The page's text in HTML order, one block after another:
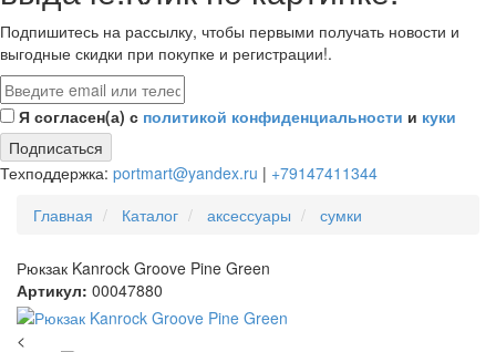
Подпишитесь на рассылку, чтобы первыми получать новости и
выгодные скидки при покупке и регистрации!.
Я согласен(а) с политикой конфиденциальности и куки
Подписаться
Техподдержка: portmart@yandex.ru | +79147411344
Главная
Каталог аксессуары сумки
Рюкзак Kanrock Groove Pine Green
Артикул: 00047880
<